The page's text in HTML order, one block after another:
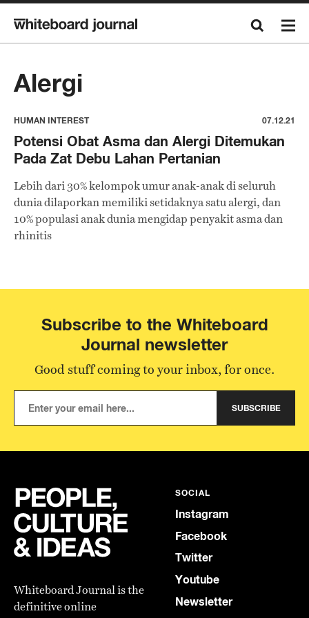
Alergi
HUMAN INTEREST 07.12.21
Potensi Obat Asma dan Alergi Ditemukan
Pada Zat Debu Lahan Pertanian
Lebih dari 30% kelompok umur anak-anak di seluruh
dunia dilaporkan memiliki setidaknya satu alergi, dan
10% populasi anak dunia mengidap penyakit asma dan
rhinitis
Subscribe to the Whiteboard
Journal newsletter
Good stuff coming to your inbox, for once.
SUBSCRIBE
Whiteboard Journal is the
definitive online
SOCIAL
Instagram
Facebook
Twitter
Youtube
Newsletter